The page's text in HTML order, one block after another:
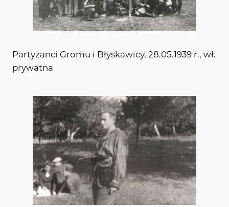
Partyzanci Gromu i Błyskawicy, 28.05.1939 r., wł.
prywatna